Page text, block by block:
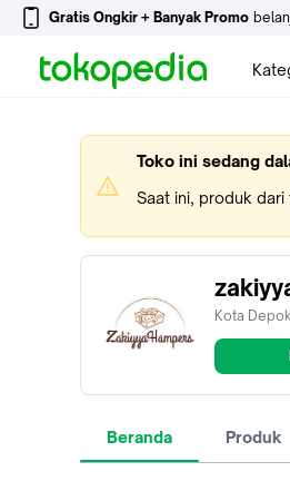
Gratis Ongkir + Banyak Promo
Toko ini sedang
Saat ini, produk
Kota Depok
Beranda Produk